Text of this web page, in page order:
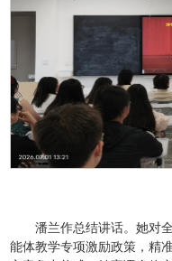
潘兰作总结讲话。她对
能体教学专项激励政策，精